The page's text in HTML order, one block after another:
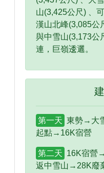
山(3,425公尺) 、
漢山北峰(3,085公
與中雪山(3,173公
連，巨嶺逶邐。
第一天 東勢→大
起點→16K宿營
第二天 16K宿營
返中雪山→28K廢